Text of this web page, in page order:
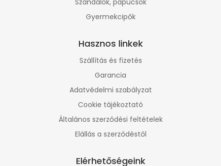
Szandálok, papucsok
Gyermekcipők
Hasznos linkek
Szállítás és fizetés
Garancia
Adatvédelmi szabályzat
Cookie tájékoztató
Általános szerződési feltételek
Elállás a szerződéstől
Elérhetőségeink